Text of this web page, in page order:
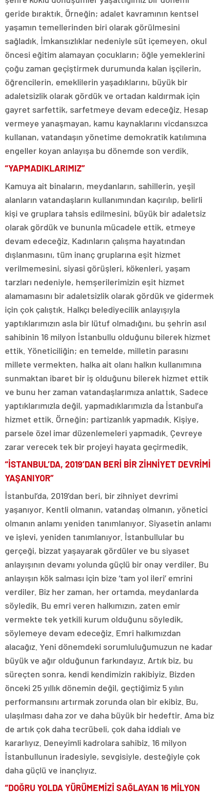
geride bıraktık. Örneğin; adalet kavramının kentsel
yaşamın temellerinden biri olarak görülmesini
sağladık. İmkansızlıklar nedeniyle süt içemeyen, okul
öncesi eğitim alamayan çocukların; öğle yemeklerini
çoğu zaman geçiştirmek durumunda kalan işçilerin,
öğrencilerin, emeklilerin yaşadıklarını, büyük bir
adaletsizlik olarak gördük ve ortadan kaldırmak için
gayret sarfettik, sarfetmeye devam edeceğiz. Hesap
vermeye yanaşmayan, kamu kaynaklarını vicdansızca
kullanan, vatandaşın yönetime demokratik katılımına
engeller koyan anlayışa bu dönemde son verdik.
“YAPMADIKLARIMIZ”
Kamuya ait binaların, meydanların, sahillerin, yeşil
alanların vatandaşların kullanımından kaçırılıp, belirli
kişi ve gruplara tahsis edilmesini, büyük bir adaletsiz
olarak gördük ve bununla mücadele ettik, etmeye
devam edeceğiz. Kadınların çalışma hayatından
dışlanmasını, tüm inanç gruplarına eşit hizmet
verilmemesini, siyasi görüşleri, kökenleri, yaşam
tarzları nedeniyle, hemşerilerimizin eşit hizmet
alamamasını bir adaletsizlik olarak gördük ve gidermek
için çok çalıştık. Halkçı belediyecilik anlayışıyla
yaptıklarımızın asla bir lütuf olmadığını, bu şehrin asıl
sahibinin 16 milyon İstanbullu olduğunu bilerek hizmet
ettik. Yöneticiliğin; en temelde, milletin parasını
millete vermekten, halka ait olanı halkın kullanımına
sunmaktan ibaret bir iş olduğunu bilerek hizmet ettik
ve bunu her zaman vatandaşlarımıza anlattık. Sadece
yaptıklarımızla değil, yapmadıklarımızla da İstanbul’a
hizmet ettik. Örneğin; partizanlık yapmadık. Kişiye,
parsele özel imar düzenlemeleri yapmadık. Çevreye
zarar verecek tek bir projeyi hayata geçirmedik.
“İSTANBUL’DA, 2019’DAN BERİ BİR ZİHNİYET DEVRİMİ
YAŞANIYOR”
İstanbul’da, 2019’dan beri, bir zihniyet devrimi
yaşanıyor. Kentli olmanın, vatandaş olmanın, yönetici
olmanın anlamı yeniden tanımlanıyor. Siyasetin anlamı
ve işlevi, yeniden tanımlanıyor. İstanbullular bu
gerçeği, bizzat yaşayarak gördüler ve bu siyaset
anlayışının devamı yolunda güçlü bir onay verdiler. Bu
anlayışın kök salması için bize ‘tam yol ileri’ emrini
verdiler. Biz her zaman, her ortamda, meydanlarda
söyledik. Bu emri veren halkımızın, zaten emir
vermekte tek yetkili kurum olduğunu söyledik,
söylemeye devam edeceğiz. Emri halkımızdan
alacağız. Yeni dönemdeki sorumluluğumuzun ne kadar
büyük ve ağır olduğunun farkındayız. Artık biz, bu
süreçten sonra, kendi kendimizin rakibiyiz. Bizden
önceki 25 yıllık dönemin değil, geçtiğimiz 5 yılın
performansını artırmak zorunda olan bir ekibiz. Bu,
ulaşılması daha zor ve daha büyük bir hedeftir. Ama biz
de artık çok daha tecrübeli, çok daha iddialı ve
kararlıyız. Deneyimli kadrolara sahibiz. 16 milyon
İstanbullunun iradesiyle, sevgisiyle, desteğiyle çok
daha güçlü ve inançlıyız.
“DOĞRU YOLDA YÜRÜMEMİZİ SAĞLAYAN 16 MİLYON